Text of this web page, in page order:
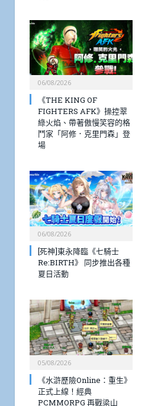
06/08/2026
《THE KING OF
FIGHTERS AFK》操控翠
綠火焰、帶著傲慢笑容的格
鬥家「阿修．克里門森」登
場
06/08/2026
[死神]東永降臨《七騎士
Re:BIRTH》 同步推出各種
夏日活動
05/08/2026
《水滸歷險Online：重生》
正式上線！經典
PCMMORPG 再戰梁山